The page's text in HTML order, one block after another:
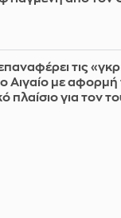
τις
Αιγαίο με αφορμή
πλαίσιο για τον